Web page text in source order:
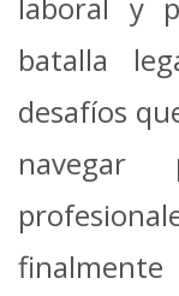
batalla
desafíos
navegar